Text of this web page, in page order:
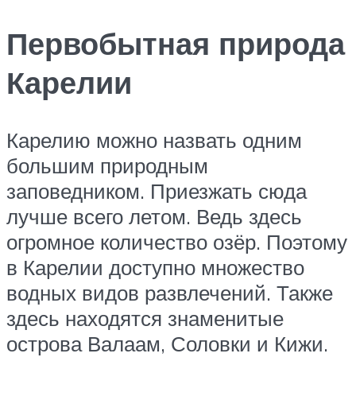
Первобытная природа
Карелии
Карелию можно назвать одним
большим природным
заповедником. Приезжать сюда
лучше всего летом. Ведь здесь
огромное количество озёр. Поэтому
в Карелии доступно множество
водных видов развлечений. Также
здесь находятся знаменитые
острова Валаам, Соловки и Кижи.